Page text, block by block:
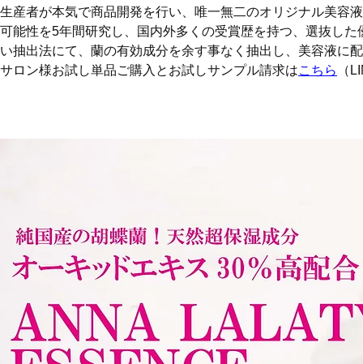
生産者が本気で商品開発を行い、唯一無二のオリジナル美容
可能性を5年間研究し、国内外多くの受賞歴を持つ、選抜し
い抽出法にて、蘭の有効成分を余す事なく抽出し、美容液に
サロン様お試し単品ご購入とお試しサンプル請求はこちら （